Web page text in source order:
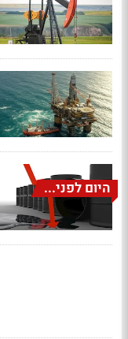
היום לפני...